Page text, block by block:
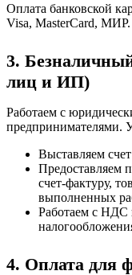
Оплата банковской
Visa, MasterCard, МИР.
3.
лиц и ИП)
Работаем с
предпринимателями.
Выставляем
Предоставляем
счет-фактуру,
выполненных
Работаем с НДС
4. Оплата для